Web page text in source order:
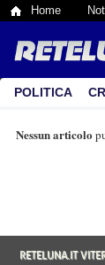
Home
POLITICA
Nessun articolo